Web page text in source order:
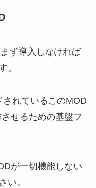
ず導入しなければ
。
れているこのMOD
せるための基盤フ
が一切機能しない
い。